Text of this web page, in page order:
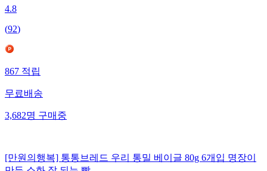
4.8
(92)
867 적립
무료배송
3,682명 구매중
[만원의행복] 통통브레드 우리 통밀 베이글 80g 6개입 명장이